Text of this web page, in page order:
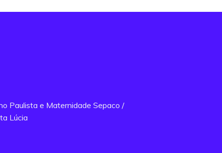
Paulista e Maternidade Sepaco /
Lúcia